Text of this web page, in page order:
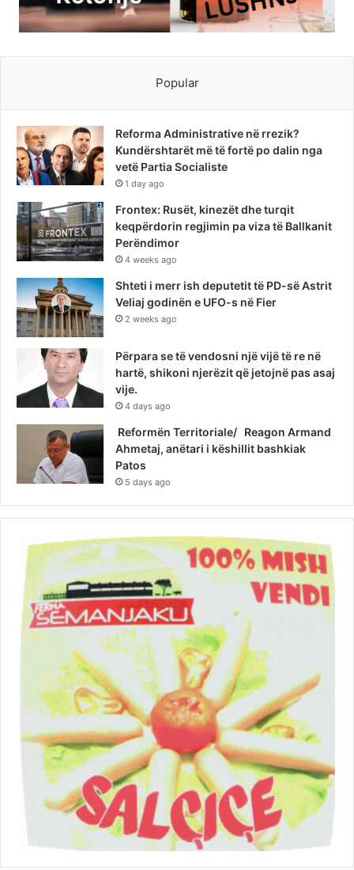
Popular
Reforma Administrative në rrezik?
Kundërshtarët më të fortë po dalin nga
vetë Partia Socialiste
1 day ago
Frontex: Rusët, kinezët dhe turqit
keqpërdorin regjimin pa viza të Ballkanit
Perëndimor
4 weeks ago
Shteti i merr ish deputetit të PD-së Astrit
Veliaj godinën e UFO-s në Fier
2 weeks ago
Përpara se të vendosni një vijë të re në
hartë, shikoni njerëzit që jetojnë pas asaj
vije.
4 days ago
Reformën Territoriale/ Reagon Armand
Ahmetaj, anëtari i këshillit bashkiak
Patos
5 days ago